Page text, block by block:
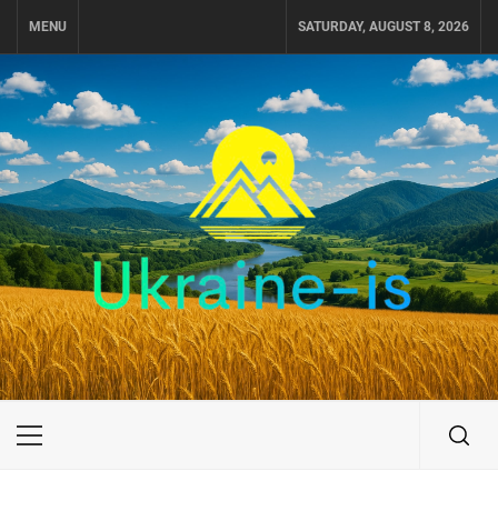
MENU SATURDAY, AUGUST 8, 2026
UKRAINE-IS
ПОДОРОЖI ПО УКРАЇНІ
Primary